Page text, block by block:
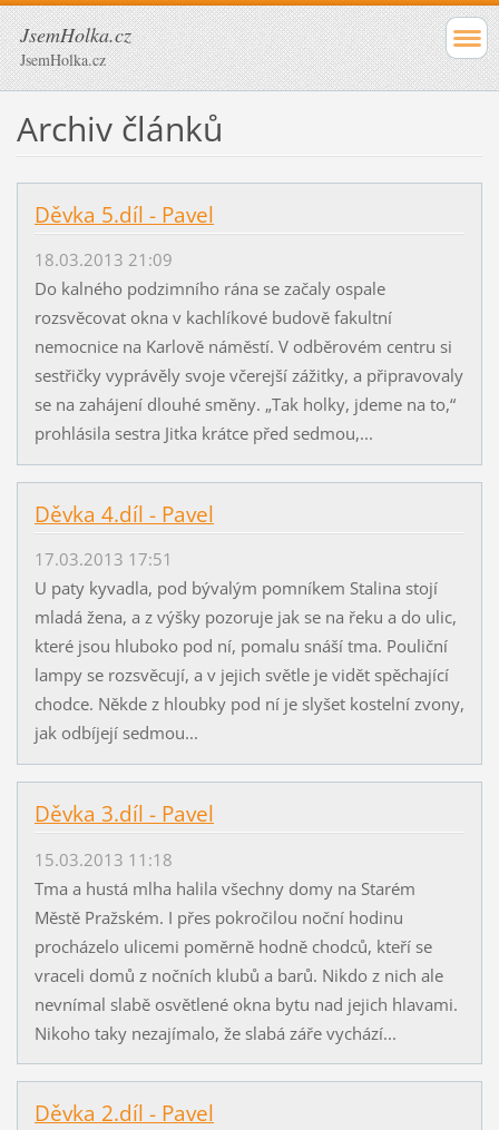
JsemHolka.cz
JsemHolka.cz
Archiv článků
Děvka 5.díl - Pavel
18.03.2013 21:09
Do kalného podzimního rána se začaly ospale
rozsvěcovat okna v kachlíkové budově fakultní
nemocnice na Karlově náměstí. V odběrovém centru si
sestřičky vyprávěly svoje včerejší zážitky, a připravovaly
se na zahájení dlouhé směny. „Tak holky, jdeme na to,“
prohlásila sestra Jitka krátce před sedmou,...
Děvka 4.díl - Pavel
17.03.2013 17:51
U paty kyvadla, pod bývalým pomníkem Stalina stojí
mladá žena, a z výšky pozoruje jak se na řeku a do ulic,
které jsou hluboko pod ní, pomalu snáší tma. Pouliční
lampy se rozsvěcují, a v jejich světle je vidět spěchající
chodce. Někde z hloubky pod ní je slyšet kostelní zvony,
jak odbíjejí sedmou...
Děvka 3.díl - Pavel
15.03.2013 11:18
Tma a hustá mlha halila všechny domy na Starém
Městě Pražském. I přes pokročilou noční hodinu
procházelo ulicemi poměrně hodně chodců, kteří se
vraceli domů z nočních klubů a barů. Nikdo z nich ale
nevnímal slabě osvětlené okna bytu nad jejich hlavami.
Nikoho taky nezajímalo, že slabá záře vychází...
Děvka 2.díl - Pavel